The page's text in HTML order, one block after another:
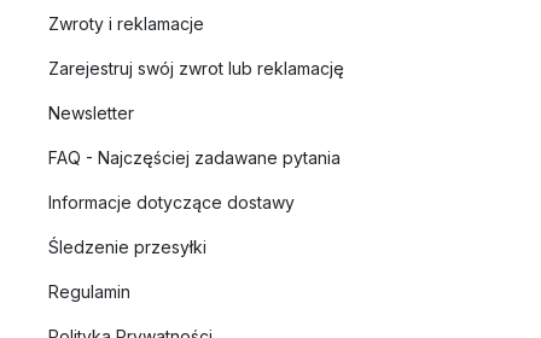
Zwroty i reklamacje
Zarejestruj swój zwrot lub reklamację
Newsletter
FAQ - Najczęściej zadawane pytania
Informacje dotyczące dostawy
Śledzenie przesyłki
Regulamin